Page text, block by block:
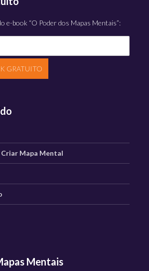
e-book “O Poder dos Mapas Mentais”:
GRATUITO
Mapa Mental
Mentais